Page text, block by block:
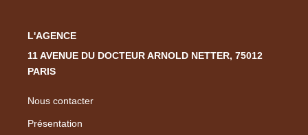
EN
L'AGENCE
11 AVENUE DU DOCTEUR ARNOLD NETTER, 75012
PARIS
Nous contacter
Présentation